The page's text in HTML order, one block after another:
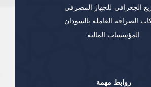
الجغرافي للجهاز المصرفي
الصرافة العاملة بالسودان
المؤسسات المالية
روابط مهمة